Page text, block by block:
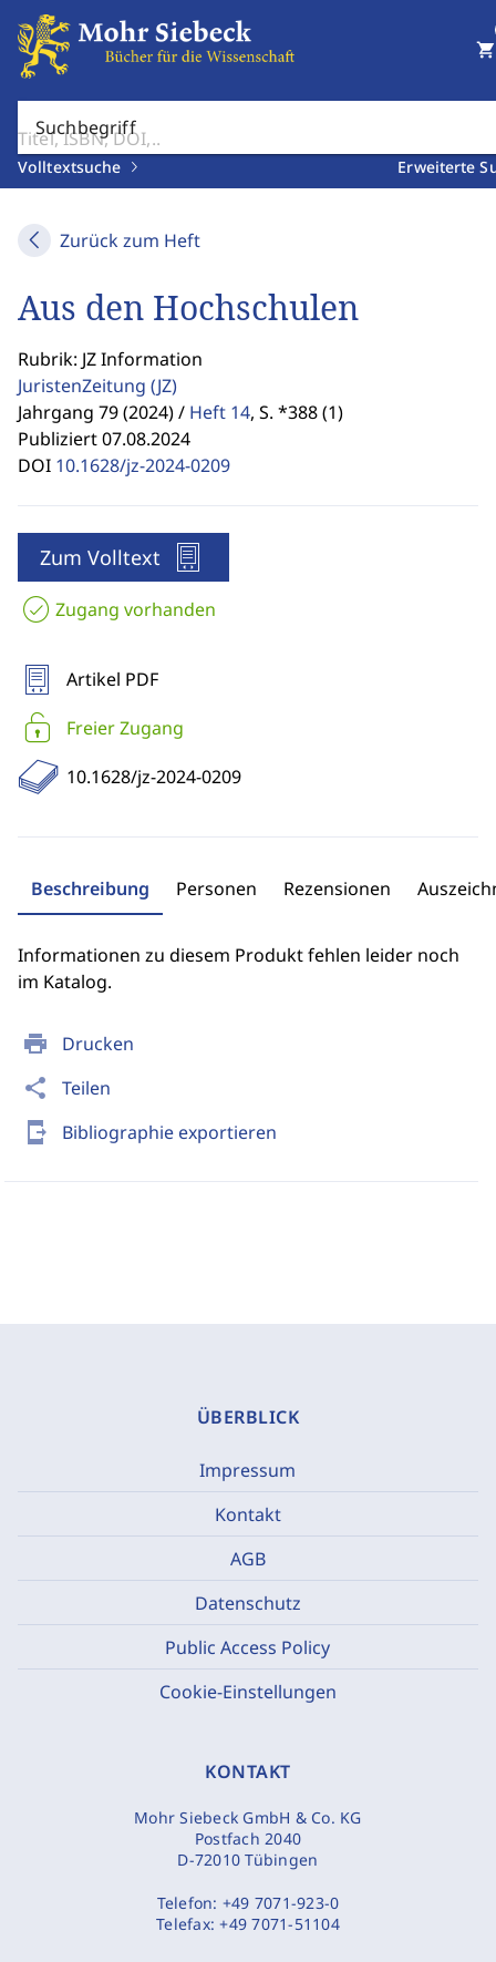
Suchbegriff
Volltextsuche Erweiterte
shopping_cart
Zurück zum Heft
print Drucken
share Teilen
send_to_mobile Bibliographie exportieren
Aus den Hochschulen
Rubrik: JZ Information
JuristenZeitung (JZ)
Jahrgang 79 (2024) / Heft 14, S. *388 (1)
Publiziert 07.08.2024
DOI 10.1628/jz-2024-0209
Zum Volltext
Zugang vorhanden
Artikel PDF
Freier Zugang
10.1628/jz-2024-0209
Beschreibung Personen Rezensionen
Informationen zu diesem Produkt fehlen leider noch
im Katalog.
ÜBERBLICK
Impressum
Kontakt
AGB
Datenschutz
Public Access Policy
Cookie-Einstellungen
KONTAKT
Mohr Siebeck GmbH & Co. KG
Postfach 2040
D-72010 Tübingen
Telefon: +49 7071-923-0
Telefax:+49 7071-51104